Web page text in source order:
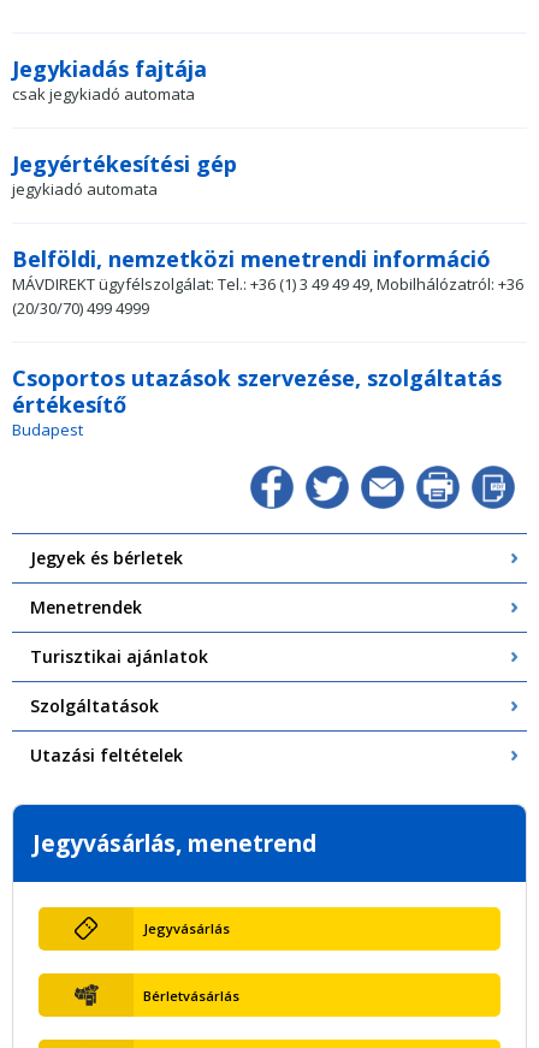
Jegykiadás fajtája
csak jegykiadó automata
Jegyértékesítési gép
jegykiadó automata
Belföldi, nemzetközi menetrendi információ
MÁVDIREKT ügyfélszolgálat: Tel.: +36 (1) 3 49 49 49, Mobilhálózatról: +36
(20/30/70) 499 4999
Csoportos utazások szervezése, szolgáltatás
értékesítő
Budapest
Jegyek és bérletek
Menetrendek
Turisztikai ajánlatok
Szolgáltatások
Utazási feltételek
Jegyvásárlás, menetrend
Jegyvásárlás
Bérletvásárlás